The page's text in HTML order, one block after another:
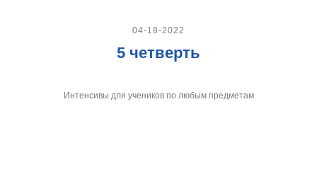
04-18-2022
5 четверть
Интенсивы для учеников по любым предметам